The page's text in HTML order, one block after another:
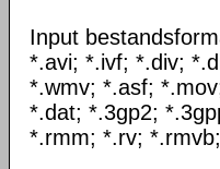
Input
*.avi; *.ivf; *.div;
*.wmv; *.asf;
*.dat; *.3gp2;
*.rmm; *.rv;